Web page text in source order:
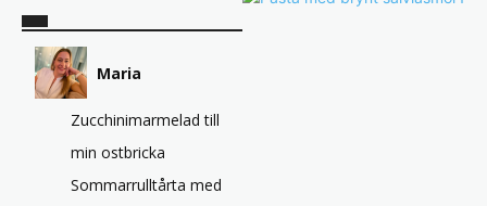
Maria
Zucchinimarmelad till
min ostbricka
Sommarrulltårta med